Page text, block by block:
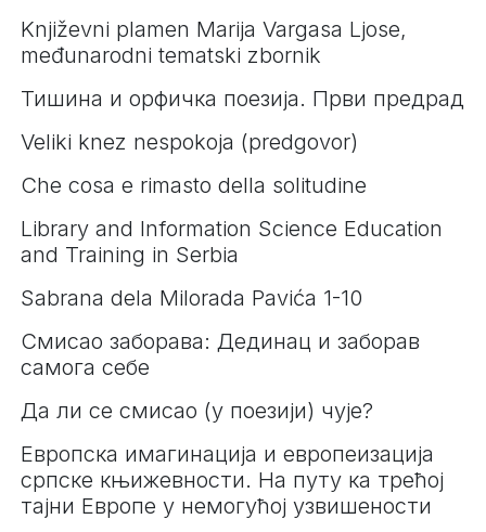
Književni plamen Marija Vargasa Ljose,
međunarodni tematski zbornik
Тишина и орфичка поезија. Први предрад
Veliki knez nespokoja (predgovor)
Che cosa e rimasto della solitudine
Library and Information Science Education
and Training in Serbia
Sabrana dela Milorada Pavića 1-10
Смисао заборава: Дединац и заборав
самога себе
Да ли се смисао (у поезији) чује?
Европска имагинација и европеизација
српске књижевности. На путу ка трећој
тајни Европе у немогућој узвишености